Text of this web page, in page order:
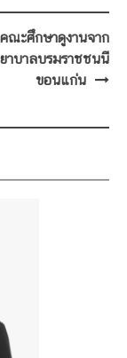
ณะศึกษาดูงานจาก
าบาลบรมราชชนนี
ขอนแก่น